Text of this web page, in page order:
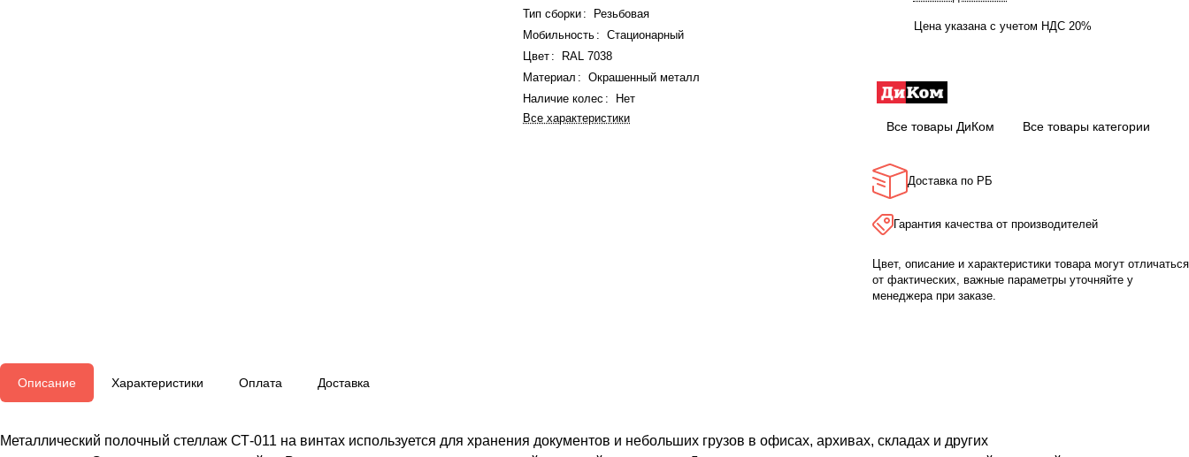
Тип сборки:
Резьбовая
Мобильность :
Стационарный
Цвет :
RAL 7038
Материал :
Окрашенный металл
Наличие колес :
Нет
Все характеристики
Цена указана с учетом НДС 20%
Все товары ДиКом Все товары категории
Доставка по РБ
Гарантия качества от производителей
Цвет, описание и характеристики товара могут отличаться
от фактических, важные параметры уточняйте у
менеджера при заказе.
Описание Характеристики Оплата Доставка
Металлический полочный стеллаж СТ-011 на винтах используется для хранения документов и небольших грузов в офисах, архивах, складах и других